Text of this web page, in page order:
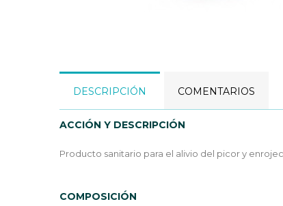
DESCRIPCIÓN COMENTARIOS
ACCIÓN Y DESCRIPCIÓN
Producto sanitario para el alivio del picor y
COMPOSICIÓN